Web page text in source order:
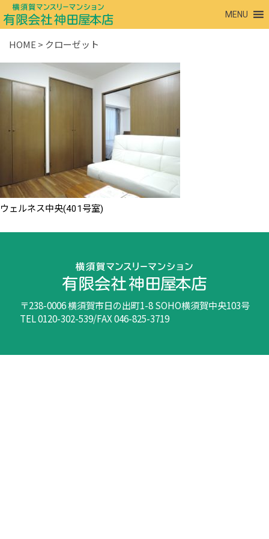
MENU
HOME > クローゼット
ウェルネス中央(401号室)
〒238-0006 横須賀市日の出町1-8 SOHO横須賀中央103号
TEL 0120-302-539/FAX 046-825-3719